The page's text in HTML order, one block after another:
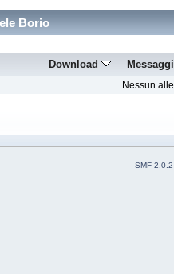
Borio
Download
Nessun
SMF 2.0.2